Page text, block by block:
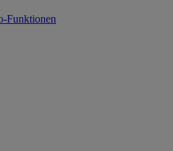
Funktionen